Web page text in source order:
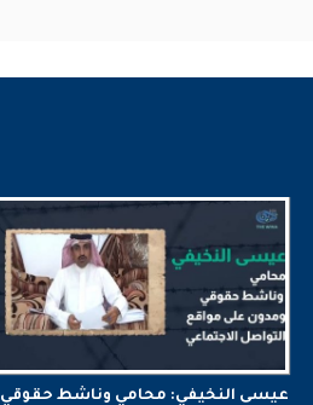
عيسى النخيفي: محامي وناشط حقوقي